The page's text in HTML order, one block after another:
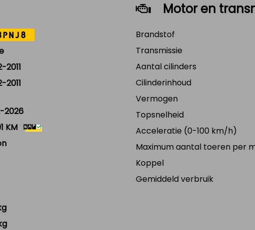
2026
KM
Motor en
Brandstof
Transmissie
Aantal cilinders
Cilinderinhoud
Vermogen
Topsnelheid
Acceleratie (0-100 km/h)
Maximum aantal toeren per
Koppel
Gemiddeld verbruik